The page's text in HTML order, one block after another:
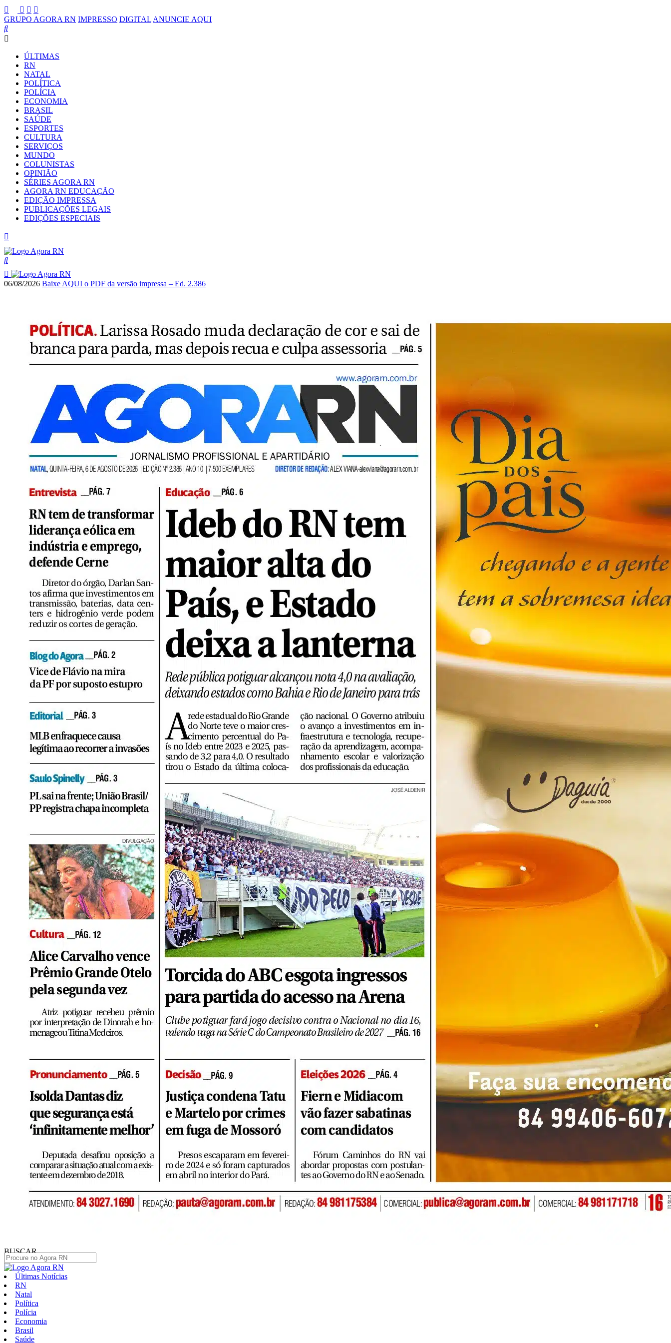
GRUPO AGORA RN IMPRESSO DIGITAL ANUNCIE AQUI
ÚLTIMAS
RN
NATAL
POLÍTICA
POLÍCIA
ECONOMIA
BRASIL
SAÚDE
ESPORTES
CULTURA
SERVIÇOS
MUNDO
COLUNISTAS
OPINIÃO
SÉRIES AGORA RN
AGORA RN EDUCAÇÃO
EDIÇÃO IMPRESSA
PUBLICAÇÕES LEGAIS
EDIÇÕES ESPECIAIS
06/08/2026 Baixe AQUI o PDF da versão impressa – Ed. 2.386
BUSCAR
Últimas Notícias
RN
Natal
Política
Polícia
Economia
Brasil
Saúde